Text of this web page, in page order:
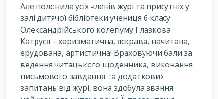
Але полонила усіх членів журі та присутніх у
залі дитячої бібліотеки учениця 6 класу
Олександрійського колегіуму Глазкова
Катруся – харизматична, яскрава, начитана,
ерудована, артистична! Враховуючи бали за
ведення читацького щоденника, виконання
письмового завдання та додаткових
запитань від журі, вона здобула звання